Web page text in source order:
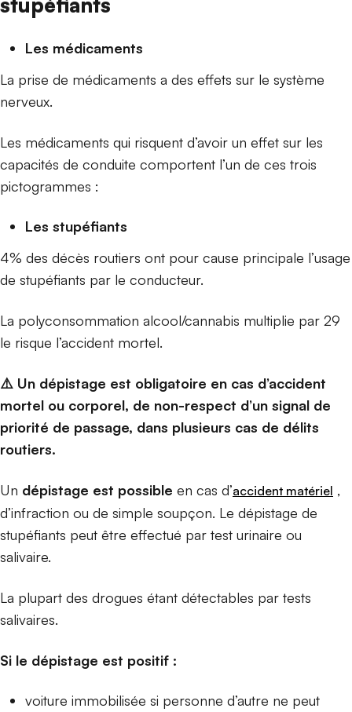
Les médicaments
La prise de médicaments a des effets sur le système
nerveux.
Les médicaments qui risquent d’avoir un effet sur les
capacités de conduite comportent l’un de ces trois
pictogrammes :
Les stupéfiants
4% des décès routiers ont pour cause principale l’usage
de stupéfiants par le conducteur.
La polyconsommation alcool/cannabis multiplie par 29
le risque l’accident mortel.
⚠️ Un dépistage est obligatoire en cas d’accident
mortel ou corporel, de non-respect d’un signal de
priorité de passage, dans plusieurs cas de délits
routiers.
Un dépistage est possible en cas d’accident matériel ,
d’infraction ou de simple soupçon. Le dépistage de
stupéfiants peut être effectué par test urinaire ou
salivaire.
La plupart des drogues étant détectables par tests
salivaires.
Si le dépistage est positif :
voiture immobilisée si personne d’autre ne peut